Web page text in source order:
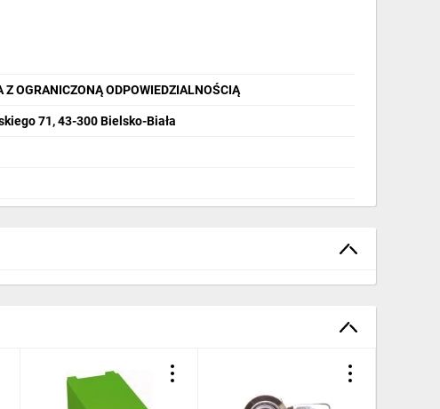
Z OGRANICZONĄ ODPOWIEDZIALNOŚCIĄ
71, 43-300 Bielsko-Biała